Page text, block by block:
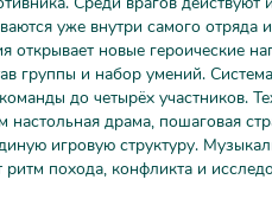
уже внутри самого отряда
новые героические
группы и набор умений.
до четырёх участников.
настольная драма, пошаговая
игровую структуру.
похода, конфликта и